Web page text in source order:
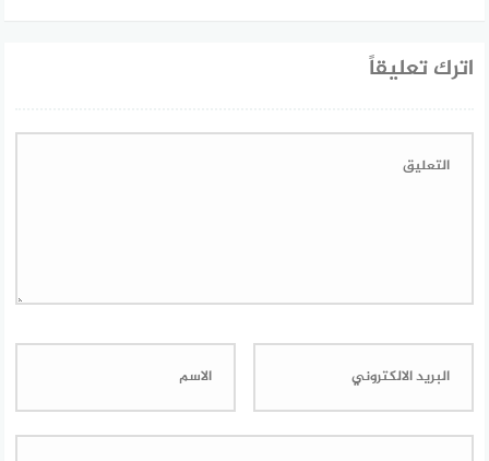
اترك تعليقاً